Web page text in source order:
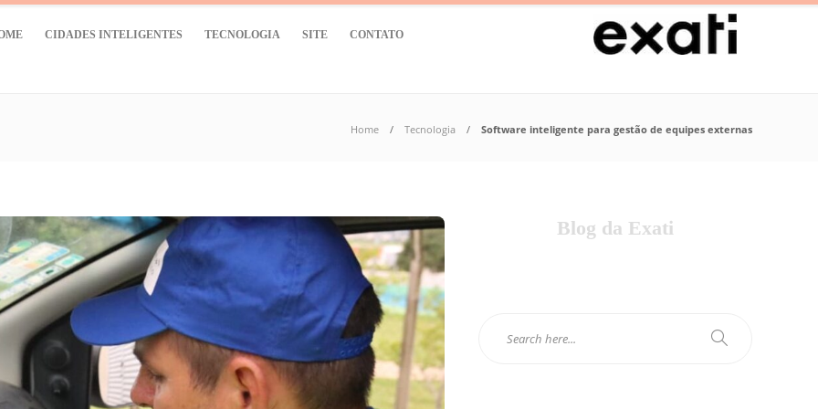
CIDADES INTELIGENTES TECNOLOGIA SITE CONTATO
Home Tecnologia Software inteligente para gestão de equipes externas
Blog da Exati